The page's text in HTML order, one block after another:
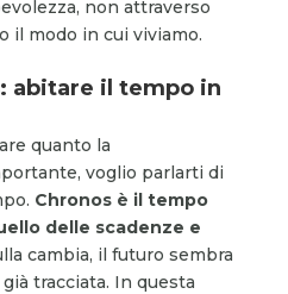
non attraverso
il modo in cui viviamo.
abitare il tempo in
quanto la
voglio parlarti di
Chronos è il tempo
delle scadenze e
cambia, il futuro sembra
tracciata. In questa